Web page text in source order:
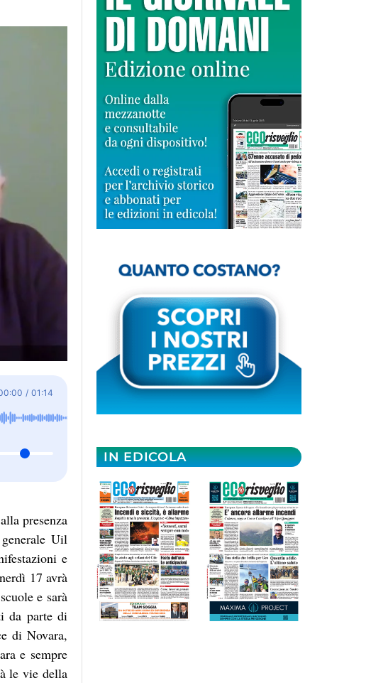
/ 01:14
presenza
Uil
e
17 avrà
e sarà
da parte di
di Novara,
e sempre
le vie della
IN EDICOLA